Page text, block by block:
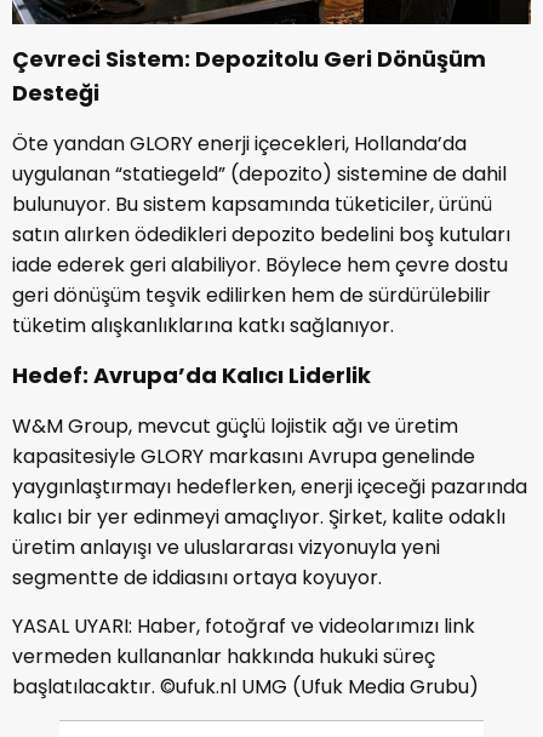
Çevreci Sistem: Depozitolu Geri Dönüşüm
Desteği
Öte yandan GLORY enerji içecekleri, Hollanda’da
uygulanan “statiegeld” (depozito) sistemine de dahil
bulunuyor. Bu sistem kapsamında tüketiciler, ürünü
satın alırken ödedikleri depozito bedelini boş kutuları
iade ederek geri alabiliyor. Böylece hem çevre dostu
geri dönüşüm teşvik edilirken hem de sürdürülebilir
tüketim alışkanlıklarına katkı sağlanıyor.
Hedef: Avrupa’da Kalıcı Liderlik
W&M Group, mevcut güçlü lojistik ağı ve üretim
kapasitesiyle GLORY markasını Avrupa genelinde
yaygınlaştırmayı hedeflerken, enerji içeceği pazarında
kalıcı bir yer edinmeyi amaçlıyor. Şirket, kalite odaklı
üretim anlayışı ve uluslararası vizyonuyla yeni
segmentte de iddiasını ortaya koyuyor.
YASAL UYARI: Haber, fotoğraf ve videolarımızı link
vermeden kullananlar hakkında hukuki süreç
başlatılacaktır. ©ufuk.nl UMG (Ufuk Media Grubu)